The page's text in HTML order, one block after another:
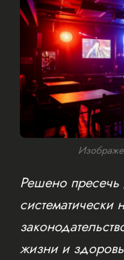
Решено пресечь
жизни и